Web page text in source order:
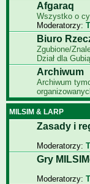
Afgaraq
Wszystko o
Moderatorzy:
Biuro
Zgubione/
Dział dla
Archiwum
Archiwum
MILSIM & LARP
Zasady i
Moderatorzy:
Gry
Moderatorzy: